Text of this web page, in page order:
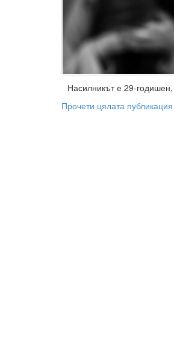
Насилникът е 29-
Прочети цялата публикация